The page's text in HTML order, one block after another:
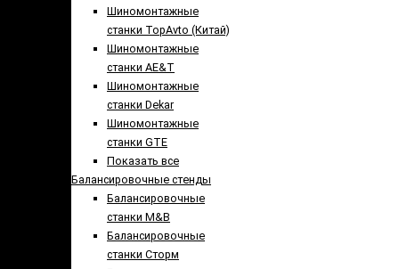
Шиномонтажные
станки TopAvto (Китай)
Шиномонтажные
станки AE&T
Шиномонтажные
станки Dekar
Шиномонтажные
станки GTE
Показать все
Балансировочные стенды
Балансировочные
станки M&B
Балансировочные
станки Сторм